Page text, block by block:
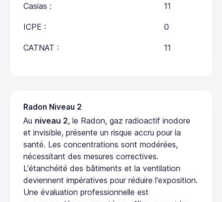
Casias : 11
ICPE : 0
CATNAT : 11
Radon Niveau 2
Au niveau 2, le Radon, gaz radioactif inodore
et invisible, présente un risque accru pour la
santé. Les concentrations sont modérées,
nécessitant des mesures correctives.
L'étanchéité des bâtiments et la ventilation
deviennent impératives pour réduire l'exposition.
Une évaluation professionnelle est